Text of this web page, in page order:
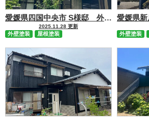
愛媛県四国中央市 S様邸 外壁屋根塗装工事 施工事例
2025.11.28 更新
外壁塗装 屋根塗装 外壁塗装